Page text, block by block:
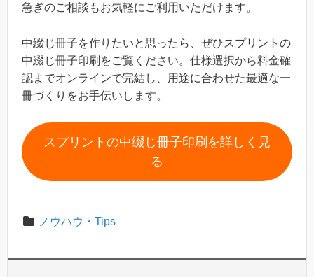
急ぎのご相談もお気軽にご利用いただけます。
中綴じ冊子を作りたいと思ったら、ぜひスプリントの
中綴じ冊子印刷をご覧ください。仕様選択から料金確
認までオンラインで完結し、用途に合わせた最適な一
冊づくりをお手伝いします。
スプリントの中綴じ冊子印刷を詳しく見
る
ノウハウ・Tips